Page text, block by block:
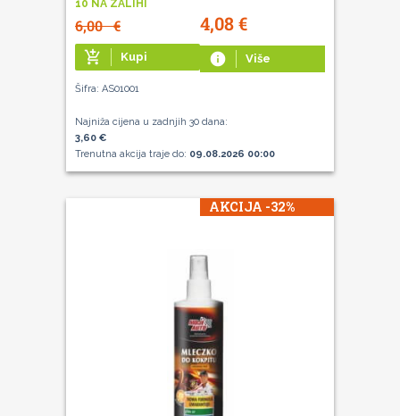
10 NA ZALIHI
6,00€ 4,08€
add_shopping_cart Kupi info Više
Šifra: AS01001
Najniža cijena u zadnjih 30 dana:
3,60 €
Trenutna akcija traje do: 09.08.2026 00:00
AKCIJA -32%